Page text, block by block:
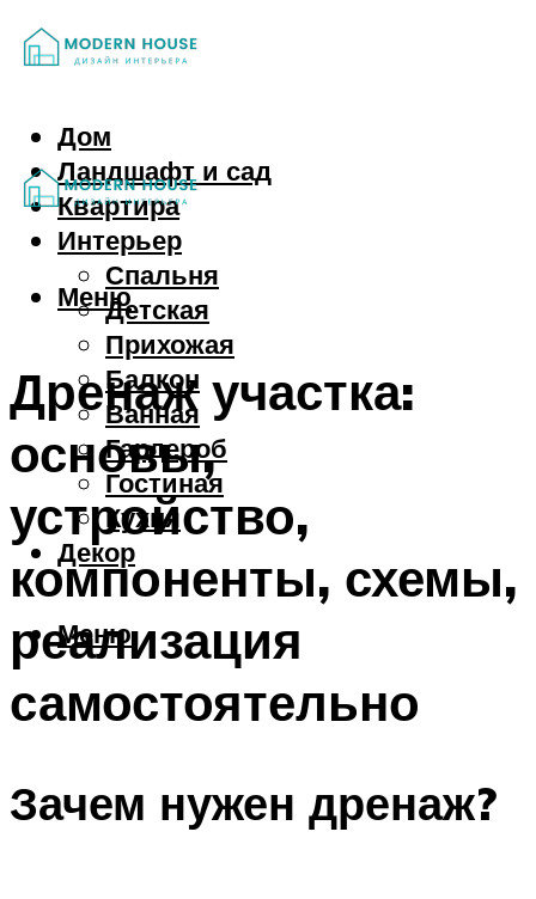
Дом
Ландшафт и сад
Квартира
Интерьер
Спальня
Детская
Прихожая
Балкон
Ванная
Гардероб
Гостиная
Кухня
Декор
Меню
Меню
Дренаж участка:
основы,
устройство,
компоненты, схемы,
реализация
самостоятельно
Зачем нужен дренаж?